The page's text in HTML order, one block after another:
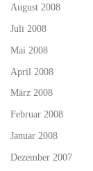
August 2008
Juli 2008
Mai 2008
April 2008
März 2008
Februar 2008
Januar 2008
Dezember 2007